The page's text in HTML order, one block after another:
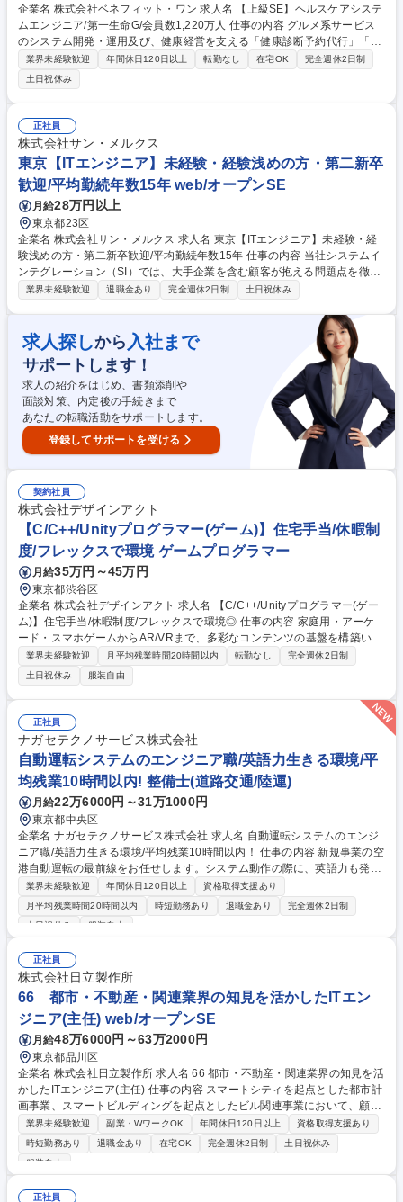
企業名 株式会社ベネフィット・ワン 求人名 【上級SE】ヘルスケアシステ
ムエンジニア/第一生命G/会員数1,220万人 仕事の内容 グルメ系サービス
のシステム開発・運用及び、健康経営を支える「健康診断予約代行」「特
定保健指導」「健康ポイント」等、法人向けヘルスケアプラットフォーム
及びサービスのシステム開発・運用をお任せします。 【詳細】■サービス
利用者・法人顧客向けのWebプラットフォームの改善 ■グルメ関連サービ
ス及び、ヘルスケア関連サービスの業務システムの設計・開発・保守 ■ヘ
ルスケア関連のスマホ連動アプリのUI/UX改善、機能改善 ■セキュリテ
ィ・個人情報保護対応 ■クラウド移行対応 ■HRプラットフォームとのシス
テム連携 ■会員利用データ分析と改善施策機能の設計・技術選定 ■プラッ
トフォームのアーキテクチャ設計・技術選定 募集職種 【上級SE】ヘルス
ケアシステムエンジニア/第一生命G/会員数1,220万人
業界未経験歓迎 年間休日120日以上 転勤なし 在宅OK
完全週休2日制
土日祝休み
正社員
株式会社サン・メルクス
東京【ITエンジニア】未経験・経験浅めの方・第二新卒
歓迎/平均勤続年数15年 web/オープンSE
月給28万円以上
東京都23区
企業名 株式会社サン・メルクス 求人名 東京【ITエンジニア】未経験・経
験浅めの方・第二新卒歓迎/平均勤続年数15年 仕事の内容 当社システムイ
ンテグレーション（SI）では、大手企業を含む顧客が抱える問題点を徹底
分析、総合的なサービスを提供しています。要件定義以前の業務分析～ユ
ヶ月間、マナー研修や、コンピューター言語(COBOL,Cなど)中心の基礎研
修を受講して頂きます。その後、現場に配属となり、先輩エンジニアや 、
顧客より実務を通して学んで頂きます。 募集職種 東京【ITエンジニア】
未経験・経験浅めの方・第二新卒歓迎/平均勤続年数15年
業界未経験歓迎 退職金あり 完全週休2日制 土日祝休み
求人探しから 入社まで
サポートします！
求人の紹介をはじめ、書類添削や
面談対策、内定後の手続きまで
あなたの転職活動をサポートします。
登録してサポートを受ける
契約社員
株式会社デザインアクト
【C/C++/Unityプログラマー(ゲーム)】住宅手当/休暇制
度/フレックスで環境 ゲームプログラマー
月給35万円～45万円
東京都渋谷区
企業名 株式会社デザインアクト 求人名 【C/C++/Unityプログラマー(ゲー
ム)】住宅手当/休暇制度/フレックスで環境◎ 仕事の内容 家庭用・アーケ
ード・スマホゲームからAR/VRまで、多彩なコンテンツの基盤を構築いた
だく、プログラマーの募集です。 【具体的には】■ゲーム・アプリ開発 ■
各プラットフォームに最適化したプログラミング業務 ■新技術（AR/VR
等）を駆使したコンテンツ制作 ★「この技術しかやらない」という制限は
ありません。 【開発プラットフォーム】■家庭用機器■アーケードゲーム■
スマートフォンゲーム■AR、VRコンテンツ 募集職種 【C/C++/Unityプロ
グラマー(ゲーム)】住宅手当/休暇制度/フレックスで環境◎
業界未経験歓迎 月平均残業時間20時間以内 転勤なし
完全週休2日制
土日祝休み
服装自由
正社員
ナガセテクノサービス株式会社
自動運転システムのエンジニア職/英語力生きる環境/平
均残業10時間以内! 整備士(道路交通/陸運)
月給22万6000円～31万1000円
東京都中央区
企業名 ナガセテクノサービス株式会社 求人名 自動運転システムのエンジ
ニア職/英語力生きる環境/平均残業10時間以内！ 仕事の内容 新規事業の空
港自動運転の最前線をお任せします。システム動作の際に、英語力も発揮
できます。また事業拡フェーズに携わる事が出来るのも魅力です。 【メイ
ンの業務■自動運転車両の現地セットアップ・動作確認■センサーやカメラ
の取り付け・調整■テスト走行時のサポート、ログ取得■既存アプリケーシ
応じて下記業務もお願いします】自動運転システムの提案■顧客（自治
体・交通事業者）との現場対応・報告書作成・メーカーとのやり取り 募集
職種 自動運転システムのエンジニア職/英語力生きる環境/平均残業10時間
以内！
業界未経験歓迎 年間休日120日以上
資格取得支援あり
月平均残業時間20時間以内
時短勤務あり 退職金あり
完全週休2日制
土日祝休み
服装自由
正社員
株式会社日立製作所
66 都市・不動産・関連業界の知見を活かしたITエン
ジニア(主任) web/オープンSE
月給48万6000円～63万2000円
東京都品川区
企業名 株式会社日立製作所 求人名 66 都市・不動産・関連業界の知見を活
かしたITエンジニア(主任) 仕事の内容 スマートシティを起点とした都市計
画事業、スマートビルディングを起点としたビル関連事業において、顧客
業務の理解・整理を踏まえた要件検討からシステム開発・運用・改善まで
一連のプロセスに関与いただきます。 ■スマートシティを起点とした都市
計画事業全般、およびスマートビルディングを起点としたビル関連事業全
当していただきます。 ■スマートシティを起点とした都市計画事業、およ
業界未経験歓迎 副業・WワークOK 年間休日120日以上
資格取得支援あり
時短勤務あり
退職金あり 在宅OK 完全週休2日制
土日祝休み
服装自由
正社員